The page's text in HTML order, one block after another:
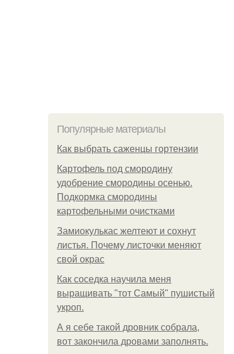
Популярные материалы
Как выбрать саженцы гортензии
Картофель под смородину
удобрение смородины осенью.
Подкормка смородины
картофельными очистками
Замиокулькас желтеют и сохнут
листья. Почему листочки меняют
свой окрас
Как соседка научила меня
выращивать "тот Самый" пушистый
укроп.
А я себе такой дровник собрала,
вот закончила дровами заполнять.